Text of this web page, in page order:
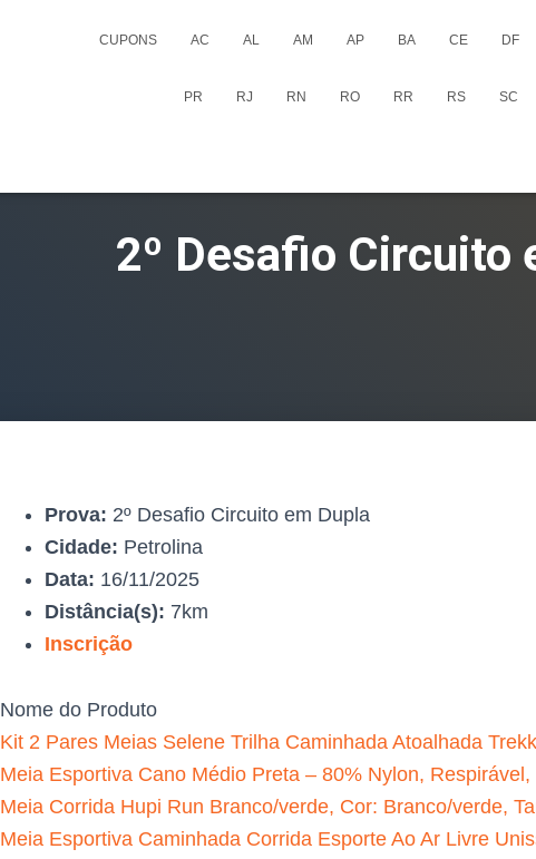
CUPONS AC AL AM AP BA CE DF
PR RJ RN RO RR RS SC
2º Desafio Circuito
Prova: 2º Desafio Circuito em Dupla
Cidade: Petrolina
Data: 16/11/2025
Distância(s): 7km
Inscrição
Nome do Produto
Kit 2 Pares Meias Selene Trilha Caminhada Atoalhada
Meia Esportiva Cano Médio Preta – 80% Nylon, Respirável,
Meia Corrida Hupi Run Branco/verde, Cor: Branco/verde,
Meia Esportiva Caminhada Corrida Esporte Ao Ar Livre